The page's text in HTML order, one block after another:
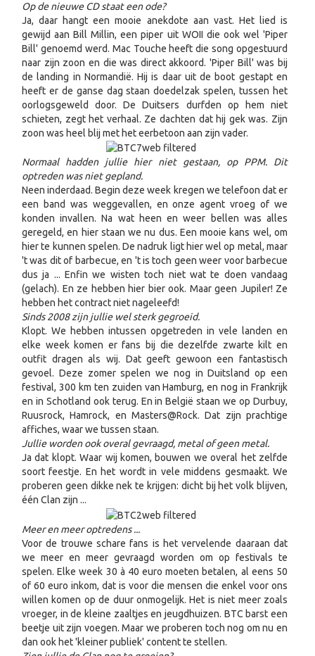
Op de nieuwe CD staat een ode?
Ja, daar hangt een mooie anekdote aan vast. Het lied is
gewijd aan Bill Millin, een piper uit WOII die ook wel 'Piper
Bill' genoemd werd. Mac Touche heeft die song opgestuurd
naar zijn zoon en die was direct akkoord. 'Piper Bill' was bij
de landing in Normandië. Hij is daar uit de boot gestapt en
heeft er de ganse dag staan doedelzak spelen, tussen het
oorlogsgeweld door. De Duitsers durfden op hem niet
schieten, zegt het verhaal. Ze dachten dat hij gek was. Zijn
zoon was heel blij met het eerbetoon aan zijn vader.
Normaal hadden jullie hier niet gestaan, op PPM. Dit
optreden was niet gepland.
Neen inderdaad. Begin deze week kregen we telefoon dat er
een band was weggevallen, en onze agent vroeg of we
konden invallen. Na wat heen en weer bellen was alles
geregeld, en hier staan we nu dus. Een mooie kans wel, om
hier te kunnen spelen. De nadruk ligt hier wel op metal, maar
't was dit of barbecue, en 't is toch geen weer voor barbecue
dus ja ... Enfin we wisten toch niet wat te doen vandaag
(gelach). En ze hebben hier bier ook. Maar geen Jupiler! Ze
hebben het contract niet nageleefd!
Sinds 2008 zijn jullie wel sterk gegroeid.
Klopt. We hebben intussen opgetreden in vele landen en
elke week komen er fans bij die dezelfde zwarte kilt en
outfit dragen als wij. Dat geeft gewoon een fantastisch
gevoel. Deze zomer spelen we nog in Duitsland op een
festival, 300 km ten zuiden van Hamburg, en nog in Frankrijk
en in Schotland ook terug. En in België staan we op Durbuy,
Ruusrock, Hamrock, en Masters@Rock. Dat zijn prachtige
affiches, waar we tussen staan.
Jullie worden ook overal gevraagd, metal of geen metal.
Ja dat klopt. Waar wij komen, bouwen we overal het zelfde
soort feestje. En het wordt in vele middens gesmaakt. We
proberen geen dikke nek te krijgen: dicht bij het volk blijven,
één Clan zijn ...
Meer en meer optredens ...
Voor de trouwe schare fans is het vervelende daaraan dat
we meer en meer gevraagd worden om op festivals te
spelen. Elke week 30 à 40 euro moeten betalen, al eens 50
of 60 euro inkom, dat is voor die mensen die enkel voor ons
willen komen op de duur onmogelijk. Het is niet meer zoals
vroeger, in de kleine zaaltjes en jeugdhuizen. BTC barst een
beetje uit zijn voegen. Maar we proberen toch nog om nu en
dan ook het 'kleiner publiek' content te stellen.